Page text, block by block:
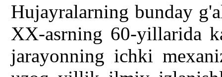
Hujayralarning bunday
XX-asrning 60-yillarida
jarayonning ichki